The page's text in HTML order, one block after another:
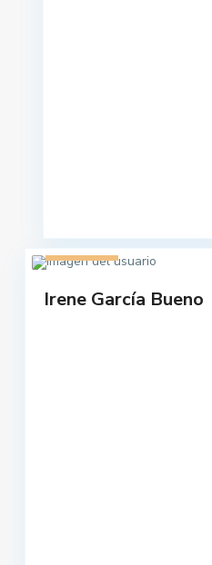
1 listado
Irene García Bueno